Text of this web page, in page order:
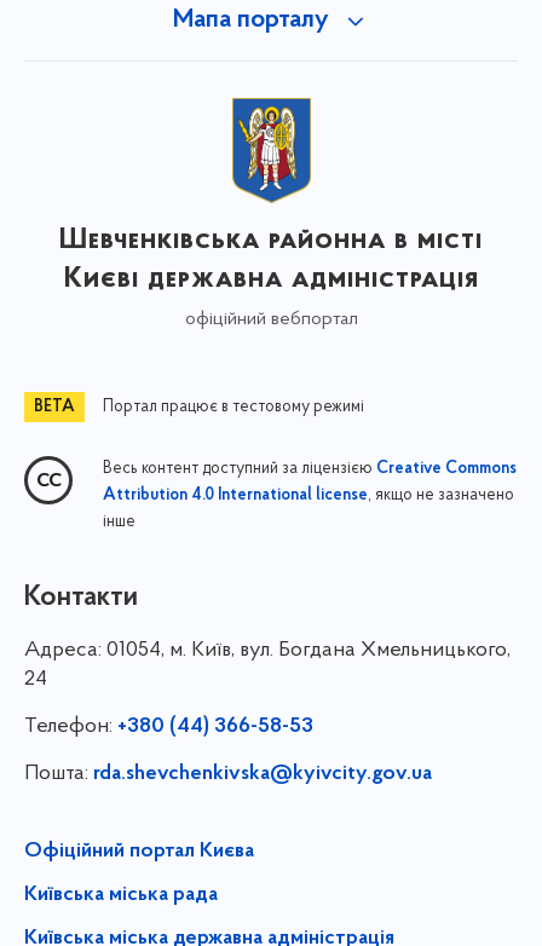
Мапа порталу
Шевченківська районна в місті
Києві державна адміністрація
офіційний вебпортал
Портал працює в тестовому режимі
Весь контент доступний за ліцензією Creative Commons
Attribution 4.0 International license, якщо не зазначено
інше
Контакти
Адреса: 01054, м. Київ, вул. Богдана Хмельницького,
24
Телефон: +380 (44) 366-58-53
Пошта: rda.shevchenkivska@kyivcity.gov.ua
Офіційний портал Києва
Київська міська рада
Київська міська державна адміністрація